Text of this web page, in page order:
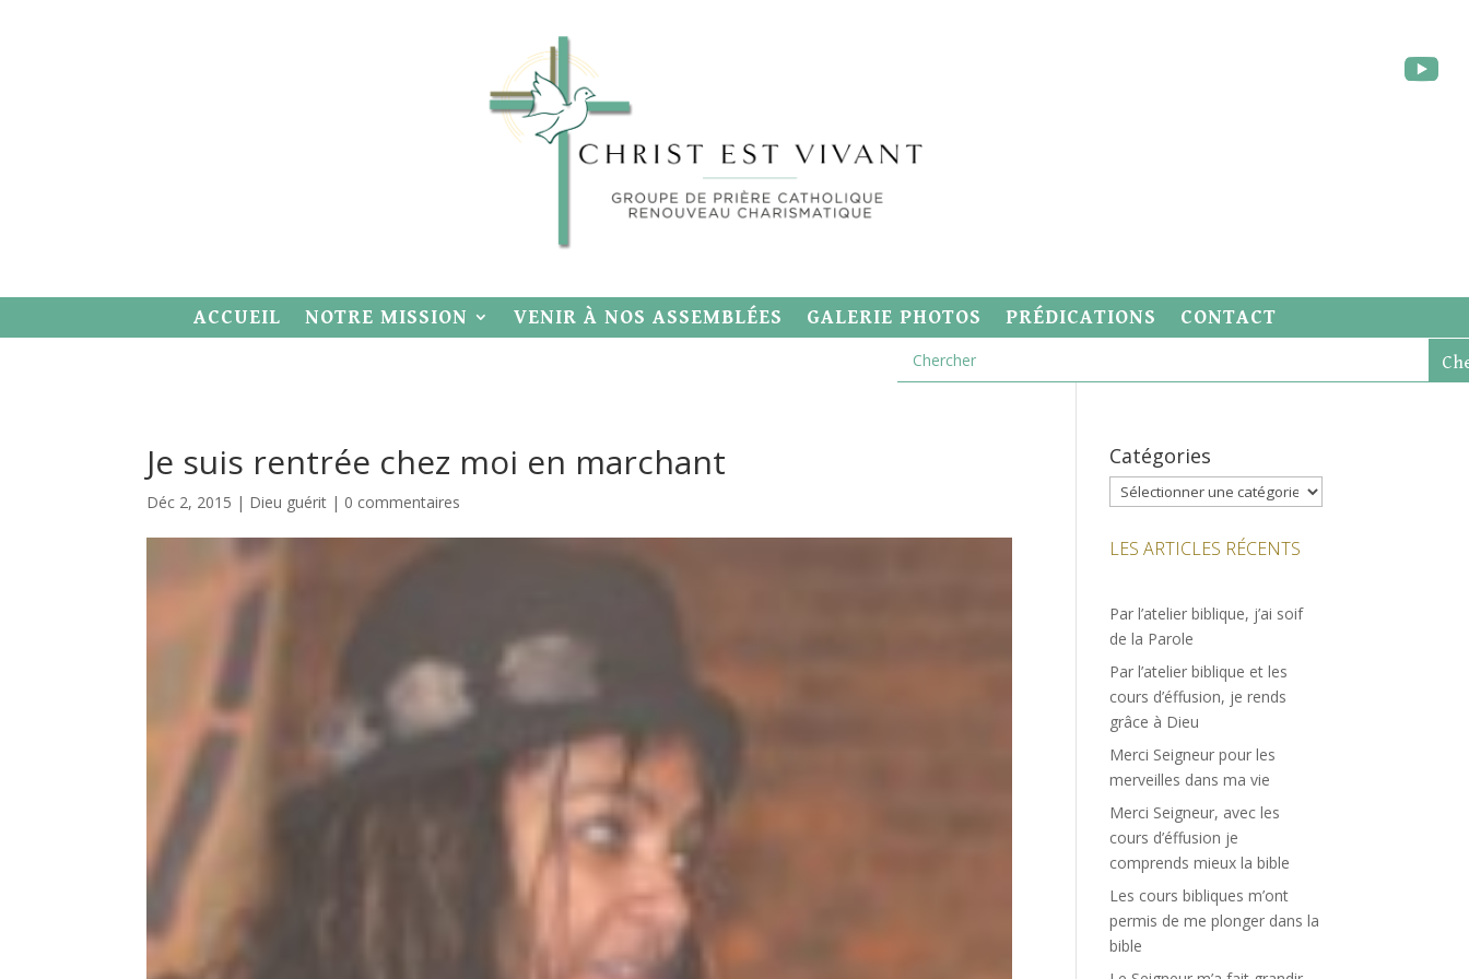
ACCUEIL NOTRE MISSION VENIR À NOS ASSEMBLÉES GALERIE PHOTOS PRÉDICATIONS CONTACT
Je suis rentrée chez moi en marchant
Déc 2, 2015 | Dieu guérit | 0 commentaires
Catégories
Catégories
LES ARTICLES RÉCENTS
Par l’atelier biblique, j’ai soif
de la Parole
Par l’atelier biblique et les
cours d’éffusion, je rends
grâce à Dieu
Merci Seigneur pour les
merveilles dans ma vie
Merci Seigneur, avec les
cours d’éffusion je
comprends mieux la bible
Les cours bibliques m’ont
permis de me plonger dans la
bible